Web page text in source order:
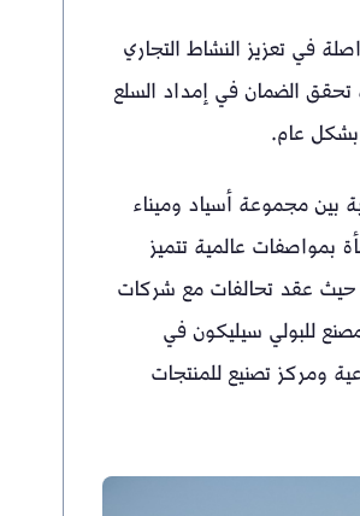
في تعزيز النشاط التجاري
تحقق الضمان في إمداد السلع
بشكل عام.
بين مجموعة أسياد وميناء
بمواصفات عالمية تتميز
حيث عقد تحالفات مع شركات
للبولي سيليكون في
ومركز تصنيع للمنتجات